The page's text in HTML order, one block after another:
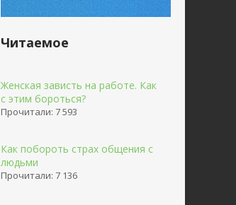
Читаемое
Женская зависть на работе. Как
с этим бороться?
Прочитали: 7 593
Как побороть страх общения с
людьми
Прочитали: 7 136